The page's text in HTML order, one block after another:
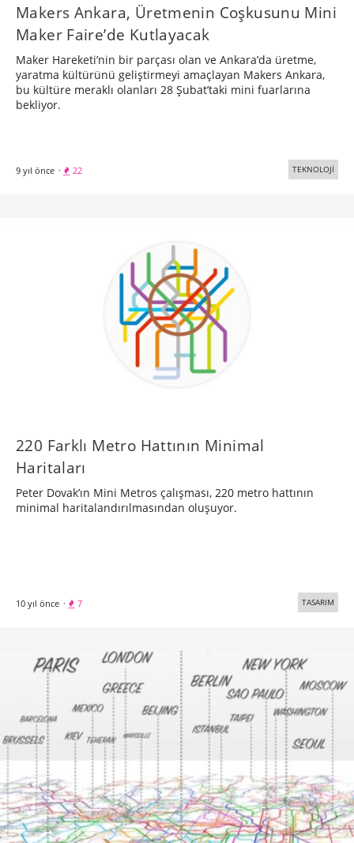
Makers Ankara, Üretmenin Coşkusunu Mini
Maker Faire’de Kutlayacak
Maker Hareketi’nin bir parçası olan ve Ankara’da üretme,
yaratma kültürünü geliştirmeyi amaçlayan Makers Ankara,
bu kültüre meraklı olanları 28 Şubat’taki mini fuarlarına
bekliyor.
9 yıl önce · 22 TEKNOLOJİ
220 Farklı Metro Hattının Minimal
Haritaları
Peter Dovak’ın Mini Metros çalışması, 220 metro hattının
minimal haritalandırılmasından oluşuyor.
10 yıl önce · 7 TASARIM